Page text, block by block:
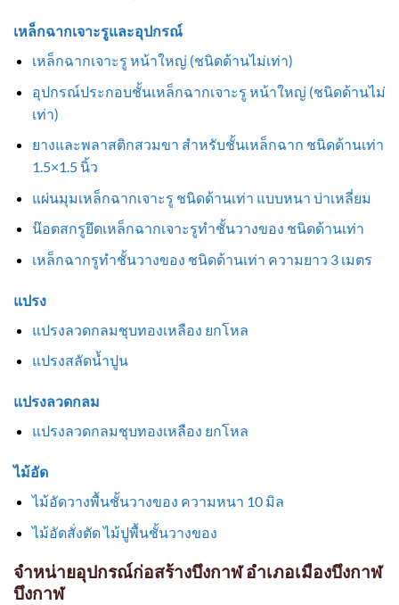
เหล็กฉากเจาะรูและอุปกรณ์
เหล็กฉากเจาะรู หน้าใหญ่ (ชนิดด้านไม่เท่า)
อุปกรณ์ประกอบชั้นเหล็กฉากเจาะรู หน้าใหญ่ (ชนิดด้านไม่
เท่า)
ยางและพลาสติกสวมขา สำหรับชั้นเหล็กฉาก ชนิดด้านเท่า
1.5×1.5 นิ้ว
แผ่นมุมเหล็กฉากเจาะรู ชนิดด้านเท่า แบบหนา บ่าเหลี่ยม
น๊อตสกรูยึดเหล็กฉากเจาะรูทำชั้นวางของ ชนิดด้านเท่า
เหล็กฉากรูทำชั้นวางของ ชนิดด้านเท่า ความยาว 3 เมตร
แปรง
แปรงลวดกลมชุบทองเหลือง ยกโหล
แปรงสลัดน้ำปูน
แปรงลวดกลม
แปรงลวดกลมชุบทองเหลือง ยกโหล
ไม้อัด
ไม้อัดวางพื้นชั้นวางของ ความหนา 10 มิล
ไม้อัดสั่งตัด ไม้ปูพื้นชั้นวางของ
จำหน่ายอุปกรณ์ก่อสร้างบึงกาฬ อำเภอเมืองบึงกาฬ
บึงกาฬ